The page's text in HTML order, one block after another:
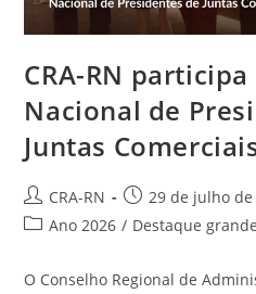
CRA-RN
Nacional de
Juntas
Autor
do
CRA-RN
Post
publicado:
29 de julho de
Categoria
Ano 2026 / Destaque grande
O Conselho Regional de